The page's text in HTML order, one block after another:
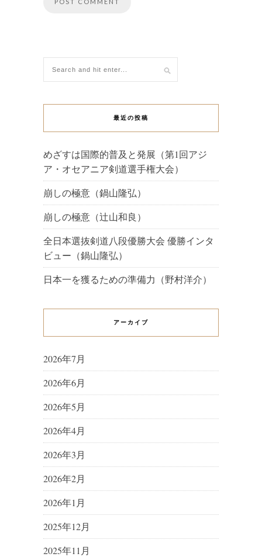
最近の投稿
めざすは国際的普及と発展（第1回アジ
ア・オセアニア剣道選手権大会）
崩しの極意（鍋山隆弘）
崩しの極意（辻山和良）
全日本選抜剣道八段優勝大会 優勝インタ
ビュー（鍋山隆弘）
日本一を獲るための準備力（野村洋介）
アーカイブ
2026年7月
2026年6月
2026年5月
2026年4月
2026年3月
2026年2月
2026年1月
2025年12月
2025年11月